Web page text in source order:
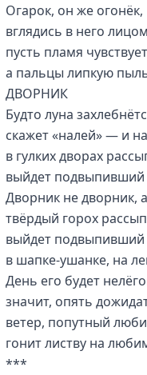
Огарок, он же огонёк,
вглядись в него
пусть пламя
а пальцы липкую
ДВОРНИК
Будто луна
скажет «налей» — и
в гулких дворах
выйдет подвыпивший
Дворник не дворник,
твёрдый горох
выйдет подвыпивший
в шапке-ушанке, на
День его будет
значит, опять
ветер, попутный
гонит листву на
***